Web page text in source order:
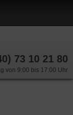
73 10 21 80
von 9:00 bis 17:00 Uhr